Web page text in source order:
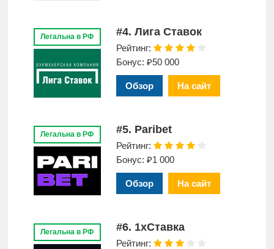
Легальна в РФ #4. Лига Ставок
Рейтинг:
Бонус: ₽50 000
Обзор На сайт
Легальна в РФ #5. Paribet
Рейтинг:
Бонус: ₽1 000
Обзор На сайт
Легальна в РФ #6. 1xСтавка
Рейтинг: